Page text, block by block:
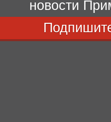
новости